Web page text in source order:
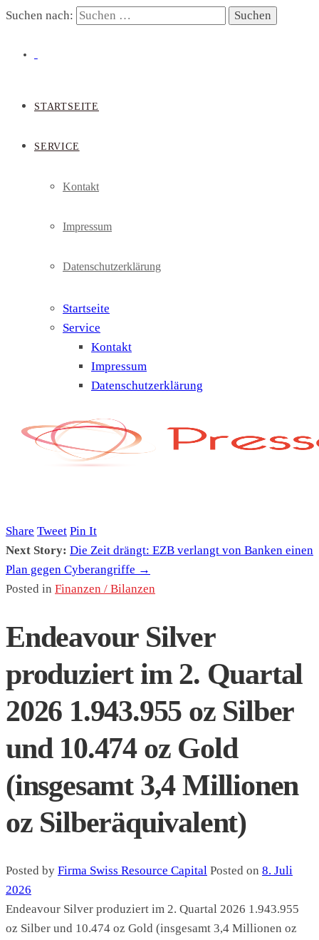
Suchen nach:
STARTSEITE
SERVICE
Kontakt
Impressum
Datenschutzerklärung
Startseite
Service
Kontakt
Impressum
Datenschutzerklärung
Share Tweet Pin It
Next Story: Die Zeit drängt: EZB verlangt von Banken einen
Plan gegen Cyberangriffe →
Posted in Finanzen / Bilanzen
Endeavour Silver
produziert im 2. Quartal
2026 1.943.955 oz Silber
und 10.474 oz Gold
(insgesamt 3,4 Millionen
oz Silberäquivalent)
Posted by Firma Swiss Resource Capital Posted on 8. Juli
2026
Endeavour Silver produziert im 2. Quartal 2026 1.943.955
oz Silber und 10.474 oz Gold (insgesamt 3,4 Millionen oz